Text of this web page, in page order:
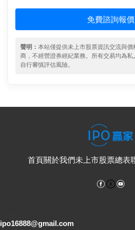
免費諮詢報價
聲明： 本站僅提供未上市股票資訊交流與
商，不經營證券經紀業務。所有交易均為
自行審慎評估風險。
首頁關於我們未上市股票總表
ipo16888@gmail.com